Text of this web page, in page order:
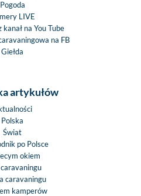
Pogoda
LIVE
kanał na You Tube
na FB
Giełda
artykułów
Polska
Świat
po Polsce
okiem
caravaningu
kamperów